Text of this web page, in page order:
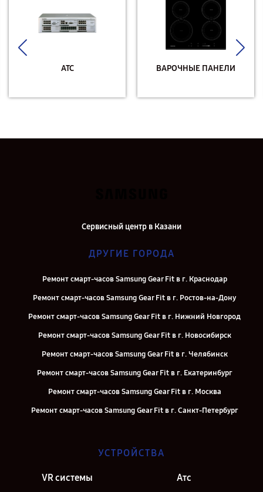
АТС ВАРОЧНЫЕ ПАНЕЛИ
Сервисный центр в Казани
ДРУГИЕ ГОРОДА
Ремонт смарт-часов Samsung Gear Fit в г. Краснодар
Ремонт смарт-часов Samsung Gear Fit в г. Ростов-на-Дону
Ремонт смарт-часов Samsung Gear Fit в г. Нижний Новгород
Ремонт смарт-часов Samsung Gear Fit в г. Новосибирск
Ремонт смарт-часов Samsung Gear Fit в г. Челябинск
Ремонт смарт-часов Samsung Gear Fit в г. Екатеринбург
Ремонт смарт-часов Samsung Gear Fit в г. Москва
Ремонт смарт-часов Samsung Gear Fit в г. Санкт-Петербург
УСТРОЙСТВА
VR системы Атс